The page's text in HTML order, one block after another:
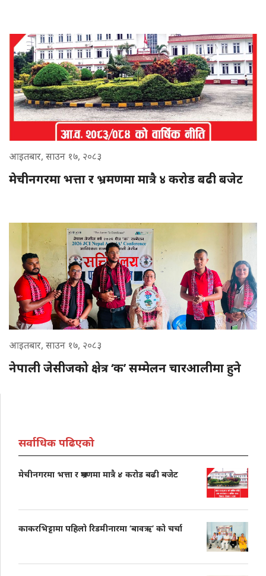
आइतबार, साउन १७, २०८३
मेचीनगरमा भत्ता र भ्रमणमा मात्रै ४ करोड बढी बजेट
आइतबार, साउन १७, २०८३
नेपाली जेसीजको क्षेत्र ‘क’ सम्मेलन चारआलीमा हुने
सर्वाधिक पढिएको
मेचीनगरमा भत्ता र भ्रमणमा मात्रै ४ करोड बढी बजेट
काकरभिट्टामा पहिलो रिडमीनारमा ‘बावऋ’ को चर्चा